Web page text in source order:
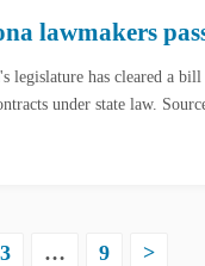
lawmakers
legislature has cleared a
under state law.
3 … 9 >